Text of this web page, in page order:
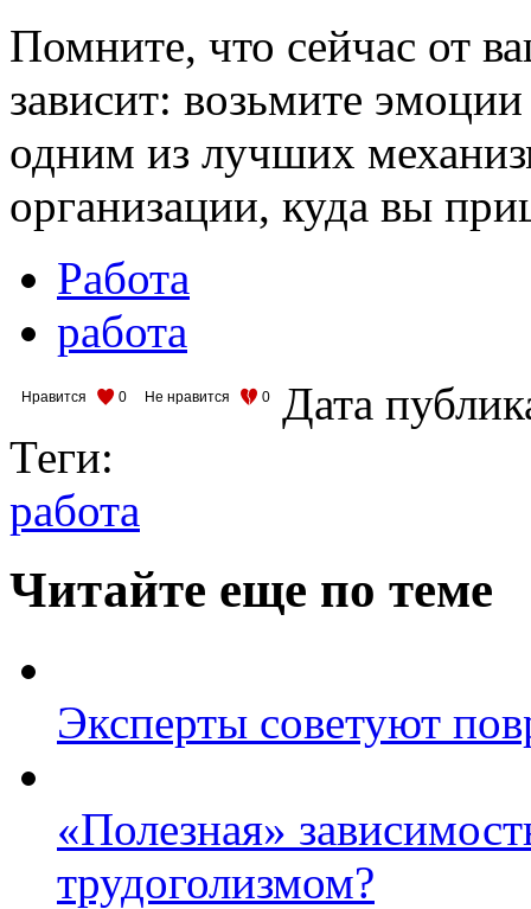
Помните, что сейчас от
зависит: возьмите
одним из лучших
организации, куда вы
Работа
работа
Нравится 0 Не нравится 0
Дата
Теги:
работа
Читайте еще по теме
Эксперты советуют
«Полезная»
трудоголизмом?